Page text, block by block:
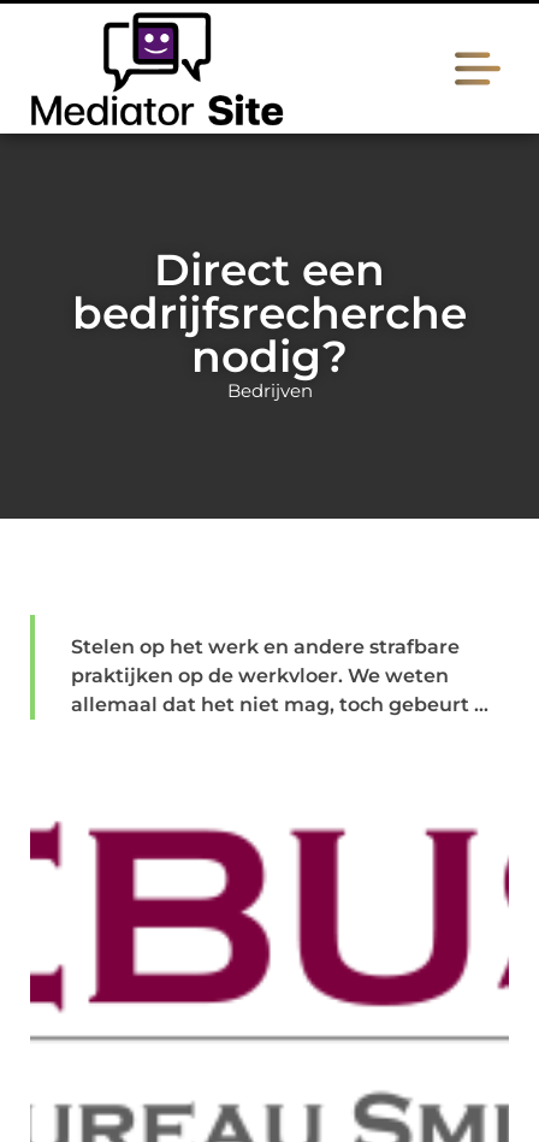
Direct een
bedrijfsrecherche
nodig?
Bedrijven
Stelen op het werk en andere strafbare
praktijken op de werkvloer. We weten
allemaal dat het niet mag, toch gebeurt ...